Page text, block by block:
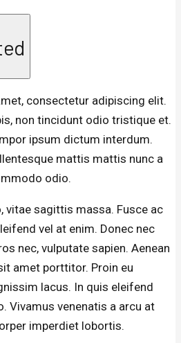
consectetur adipiscing elit.
non tincidunt odio tristique et.
ipsum dictum interdum.
mattis mattis nunc a
odio.
vitae sagittis massa. Fusce ac
vel at enim. Donec nec
nec, vulputate sapien. Aenean
amet porttitor. Proin eu
lacus. In quis eleifend
Vivamus venenatis a arcu at
imperdiet lobortis.